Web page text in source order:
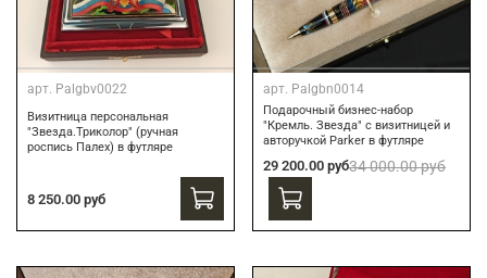
арт. Palgbv0022
Визитница персональная
"Звезда.Триколор" (ручная
роспись Палех) в футляре
8 250.00 руб
арт. Palgbn0014
Подарочный бизнес-набор
"Кремль. Звезда" с визитницей и
авторучкой Parker в футляре
29 200.00 руб34 000.00 руб